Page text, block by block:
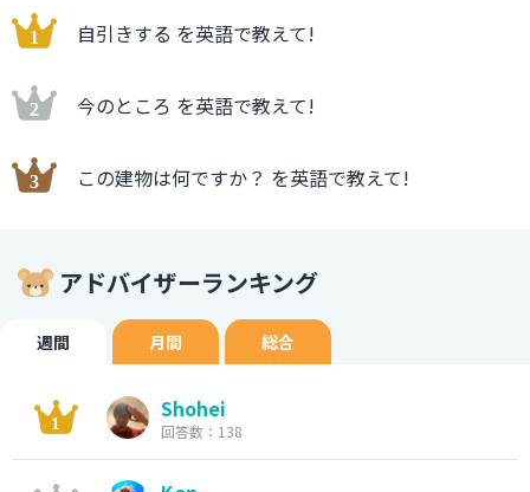
自引きする を英語で教えて!
今のところ を英語で教えて!
この建物は何ですか？ を英語で教えて!
アドバイザーランキング
週間 月間 総合
Shohei
回答数：138